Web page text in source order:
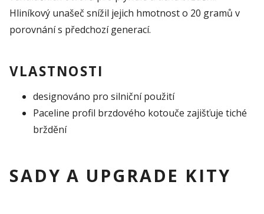
Hliníkový unašeč snížil jejich hmotnost o 20 gramů v
porovnání s předchozí generací.
VLASTNOSTI
designováno pro silniční použití
Paceline profil brzdového kotouče zajišťuje tiché
brždění
SADY A UPGRADE KITY